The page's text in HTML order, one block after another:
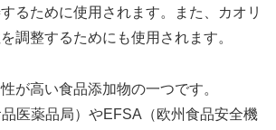
るために使用されます。また、カオリ
調整するためにも使用されます。
が高い食品添加物の一つです。
医薬品局）やEFSA（欧州食品安全機